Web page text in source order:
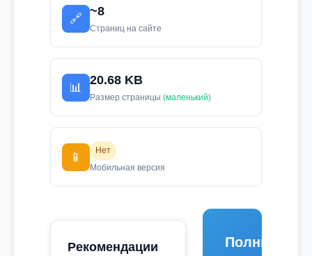
🔗
~8
Страниц на сайте
📊
20.68 KB
Размер страницы (маленький)
📱
Нет
Мобильная версия
Рекомендации
Полный